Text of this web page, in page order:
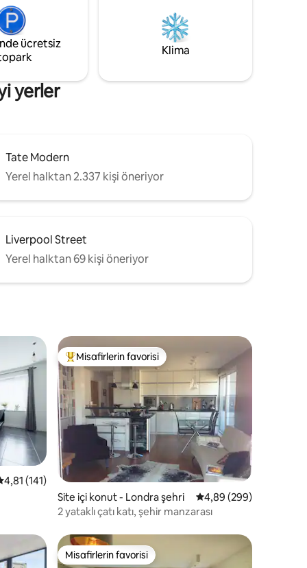
derece
özel
7/24 dükkan, 3 dakika yürüme
mesafesinde yerel süpermarket
Yakınlarda çok sayıda kafe, restoran, pub
ücretsiz
Klima
yerler
Tate Modern
Yerel halktan 2.337 kişi öneriyor
Liverpool Street
Yerel halktan 69 kişi öneriyor
üzerinden ortalama 4,81 puan, 141 değerlendirme
4,81 (141)
Misafirlerin favorilerinden en beğenilenler arasında
Misafirlerin favorisi
Site içi konut - Londra şehri 5 üzerinden ortalama
4,89 (299)
2 yataklı çatı katı, şehir manzarası
arasındaMisafirlerin favorisi
Misafirlerin favorisi